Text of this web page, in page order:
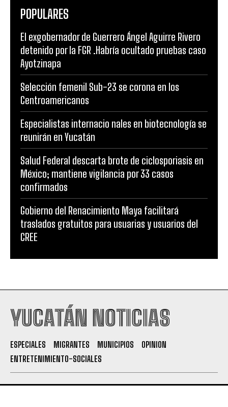
POPULARES
El exgobernador de Guerrero Ángel Aguirre Rivero
detenido por la FGR .Habría ocultado pruebas caso
Ayotzinapa
Selección femenil Sub-23 se corona en los
Centroamericanos
Especialistas internacio nales en biotecnología se
reunirán en Yucatán
Salud Federal descarta brote de ciclosporiasis en
México; mantiene vigilancia por 33 casos
confirmados
Gobierno del Renacimiento Maya facilitará
traslados gratuitos para usuarias y usuarios del
CREE
YUCATÁN NOTICIAS
ESPECIALES MIGRANTES MUNICIPIOS
OPINION
ENTRETENIMIENTO-SOCIALES